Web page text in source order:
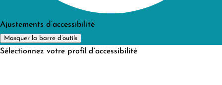
Ajustements d’accessibilité
Masquer la barre d’outils
Sélectionnez votre profil d’accessibilité